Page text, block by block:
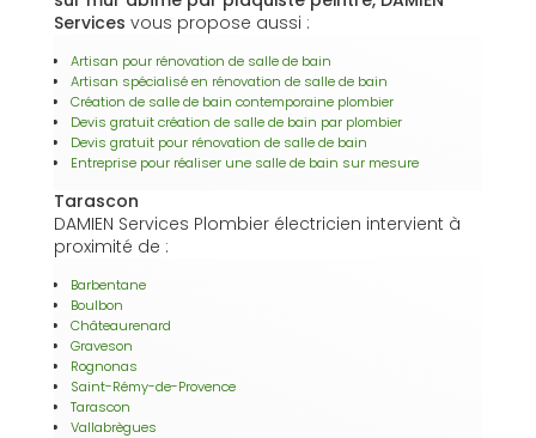
Services vous propose aussi :
Artisan pour rénovation de salle de bain
Artisan spécialisé en rénovation de salle de bain
Création de salle de bain contemporaine plombier
Devis gratuit création de salle de bain par plombier
Devis gratuit pour rénovation de salle de bain
Entreprise pour réaliser une salle de bain sur mesure
Tarascon
DAMIEN Services Plombier électricien intervient à
proximité de :
Barbentane
Boulbon
Châteaurenard
Graveson
Rognonas
Saint-Rémy-de-Provence
Tarascon
Vallabrègues